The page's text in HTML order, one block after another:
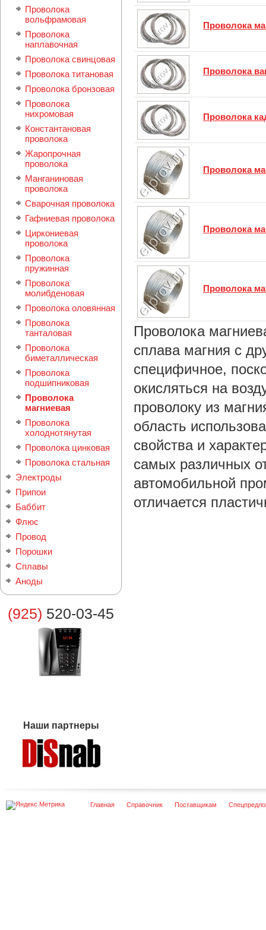
Проволока
вольфрамовая
Проволока
наплавочная
Проволока свинцовая
Проволока титановая
Проволока бронзовая
Проволока
нихромовая
Константановая
проволока
Жаропрочная
проволока
Манганиновая
проволока
Сварочная проволока
Гафниевая проволока
Циркониевая
проволока
Проволока
пружинная
Проволока
молибденовая
Проволока оловянная
Проволока
танталовая
Проволока
биметаллическая
Проволока
подшипниковая
Проволока
магниевая
Проволока
холоднотянутая
Проволока цинковая
Проволока стальная
Электроды
Припои
Баббит
Флюс
Провод
Порошки
Сплавы
Аноды
(925) 520-03-45
Наши партнеры
Проволока
Проволока
Проволока
Проволока
Проволока
Проволока
Проволока
сплава магния с
специфичное,
окисляться на
проволоку из
область
свойства и
самых различных
автомобильной
отличается
Главная Справочник Поставщикам